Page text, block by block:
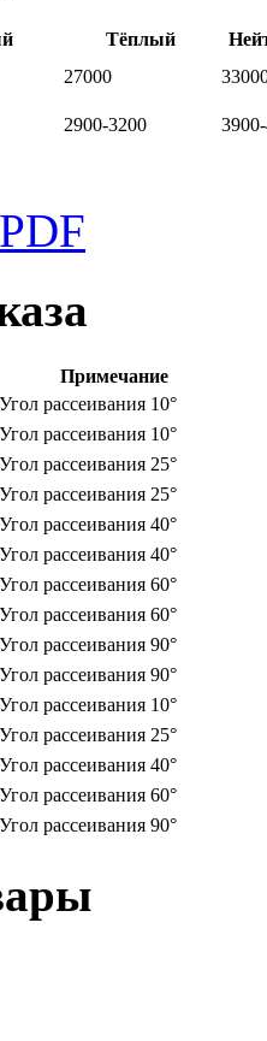
Тёплый
27000
2900-3200
Примечание
Угол рассеивания 10°
Угол рассеивания 10°
Угол рассеивания 25°
Угол рассеивания 25°
Угол рассеивания 40°
Угол рассеивания 40°
Угол рассеивания 60°
Угол рассеивания 60°
Угол рассеивания 90°
Угол рассеивания 90°
Угол рассеивания 10°
Угол рассеивания 25°
Угол рассеивания 40°
Угол рассеивания 60°
Угол рассеивания 90°